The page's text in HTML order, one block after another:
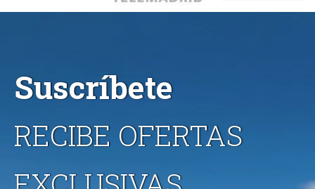
Suscríbete
RECIBE OFERTAS